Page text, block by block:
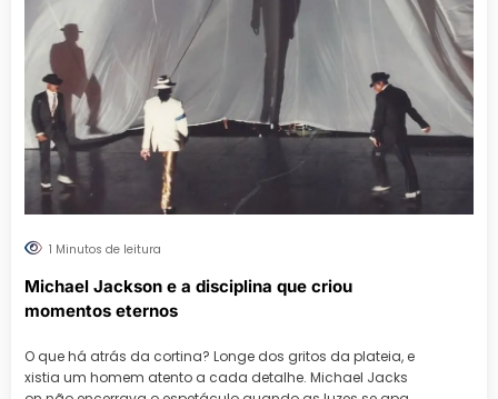
1 Minutos de leitura
Michael Jackson e a disciplina que criou
momentos eternos
O que há atrás da cortina? Longe dos gritos da plateia, e
xistia um homem atento a cada detalhe. Michael Jacks